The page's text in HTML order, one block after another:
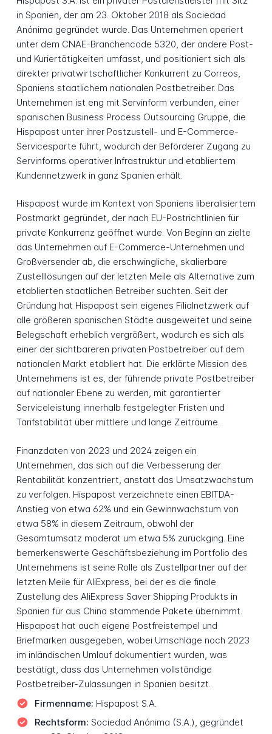
in Spanien, der am 23. Oktober 2018 als Sociedad
Anónima gegründet wurde. Das Unternehmen operiert
unter dem CNAE-Branchencode 5320, der andere Post-
und Kuriertätigkeiten umfasst, und positioniert sich als
direkter privatwirtschaftlicher Konkurrent zu Correos,
Spaniens staatlichem nationalen Postbetreiber. Das
Unternehmen ist eng mit Servinform verbunden, einer
spanischen Business Process Outsourcing Gruppe, die
Hispapost unter ihrer Postzustell- und E-Commerce-
Servicesparte führt, wodurch der Beförderer Zugang zu
Servinforms operativer Infrastruktur und etabliertem
Kundennetzwerk in ganz Spanien erhält.
Hispapost wurde im Kontext von Spaniens liberalisiertem
Postmarkt gegründet, der nach EU-Postrichtlinien für
private Konkurrenz geöffnet wurde. Von Beginn an zielte
das Unternehmen auf E-Commerce-Unternehmen und
Großversender ab, die erschwingliche, skalierbare
Zustelllösungen auf der letzten Meile als Alternative zum
etablierten staatlichen Betreiber suchten. Seit der
Gründung hat Hispapost sein eigenes Filialnetzwerk auf
alle größeren spanischen Städte ausgeweitet und seine
Belegschaft erheblich vergrößert, wodurch es sich als
einer der sichtbareren privaten Postbetreiber auf dem
nationalen Markt etabliert hat. Die erklärte Mission des
Unternehmens ist es, der führende private Postbetreiber
auf nationaler Ebene zu werden, mit garantierter
Serviceleistung innerhalb festgelegter Fristen und
Tarifstabilität über mittlere und lange Zeiträume.
Finanzdaten von 2023 und 2024 zeigen ein
Unternehmen, das sich auf die Verbesserung der
Rentabilität konzentriert, anstatt das Umsatzwachstum
zu verfolgen. Hispapost verzeichnete einen EBITDA-
Anstieg von etwa 62% und ein Gewinnwachstum von
etwa 58% in diesem Zeitraum, obwohl der
Gesamtumsatz moderat um etwa 5% zurückging. Eine
bemerkenswerte Geschäftsbeziehung im Portfolio des
Unternehmens ist seine Rolle als Zustellpartner auf der
letzten Meile für AliExpress, bei der es die finale
Zustellung des AliExpress Saver Shipping Produkts in
Spanien für aus China stammende Pakete übernimmt.
Hispapost hat auch eigene Postfreistempel und
Briefmarken ausgegeben, wobei Umschläge noch 2023
im inländischen Umlauf dokumentiert wurden, was
bestätigt, dass das Unternehmen vollständige
Postbetreiber-Zulassungen in Spanien besitzt.
Firmenname: Hispapost S.A.
Rechtsform: Sociedad Anónima (S.A.), gegründet